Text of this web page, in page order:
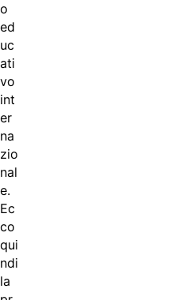
o
ed
uc
ati
vo
int
er
na
zio
nal
e.
Ec
co
qui
ndi
la